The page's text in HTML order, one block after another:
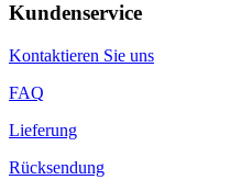
Kundenservice
Kontaktieren Sie uns
FAQ
Lieferung
Rücksendung